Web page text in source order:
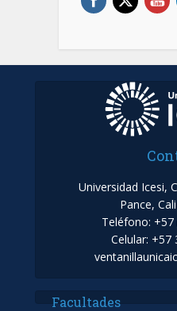
Universidad Icesi,
Pance,
Teléfono: +57
Celular: +57
Facultades